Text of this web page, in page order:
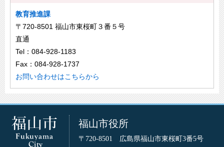
教育推進課
〒720-8501 福山市東桜町３番５号
直通
Tel：084-928-1183
Fax：084-928-1737
お問い合わせはこちらから
福山市役所
〒720-8501 広島県福山市東桜町3番5号